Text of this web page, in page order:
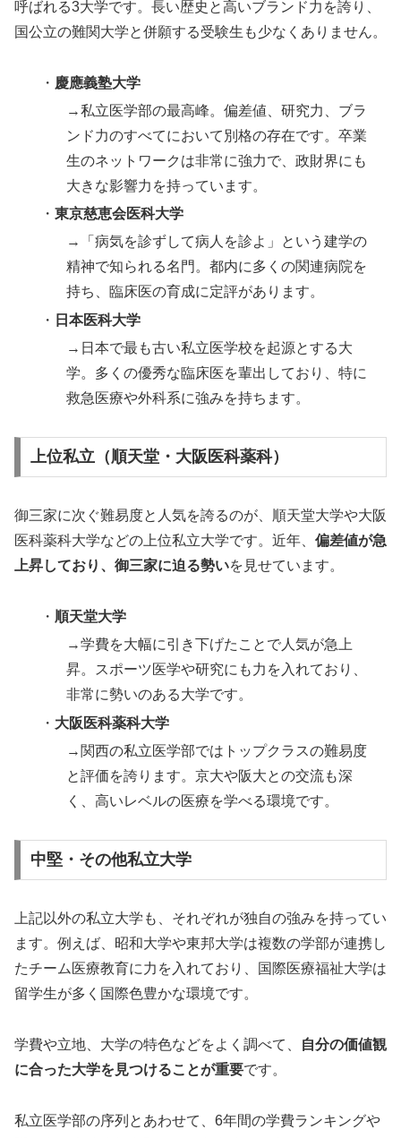
呼ばれる3大学です。長い歴史と高いブランド力を誇り、
国公立の難関大学と併願する受験生も少なくありません。
・ 慶應義塾大学
→私立医学部の最高峰。偏差値、研究力、ブラ
ンド力のすべてにおいて別格の存在です。卒業
生のネットワークは非常に強力で、政財界にも
大きな影響力を持っています。
・東京慈恵会医科大学
→「病気を診ずして病人を診よ」という建学の
精神で知られる名門。都内に多くの関連病院を
持ち、臨床医の育成に定評があります。
・ 日本医科大学
→日本で最も古い私立医学校を起源とする大
学。多くの優秀な臨床医を輩出しており、特に
救急医療や外科系に強みを持ちます。
上位私立（順天堂・大阪医科薬科）
御三家に次ぐ難易度と人気を誇るのが、順天堂大学や大阪
医科薬科大学などの上位私立大学です。近年、 偏差値が急
上昇しており、御三家に迫る勢いを見せています。
・ 順天堂大学
→学費を大幅に引き下げたことで人気が急上
昇。スポーツ医学や研究にも力を入れており、
非常に勢いのある大学です。
・ 大阪医科薬科大学
→関西の私立医学部ではトップクラスの難易度
と評価を誇ります。京大や阪大との交流も深
く、高いレベルの医療を学べる環境です。
中堅・その他私立大学
上記以外の私立大学も、それぞれが独自の強みを持ってい
ます。例えば、昭和大学や東邦大学は複数の学部が連携し
たチーム医療教育に力を入れており、国際医療福祉大学は
留学生が多く国際色豊かな環境です。
学費や立地、大学の特色などをよく調べて、
自分の価値観
に合った大学を見つけることが重要です。
私立医学部の序列とあわせて、6年間の学費ランキングや